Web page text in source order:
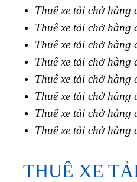
Thuê xe tải chở hàng
Thuê xe tải chở hàng
Thuê xe tải chở hàng
Thuê xe tải chở hàng
Thuê xe tải chở hàng
Thuê xe tải chở hàng
Thuê xe tải chở hàng
Thuê xe tải chở hàng
THUÊ XE